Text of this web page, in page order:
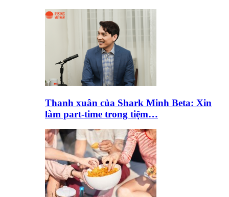
Thanh xuân của Shark Minh Beta: Xin
làm part-time trong tiệm…